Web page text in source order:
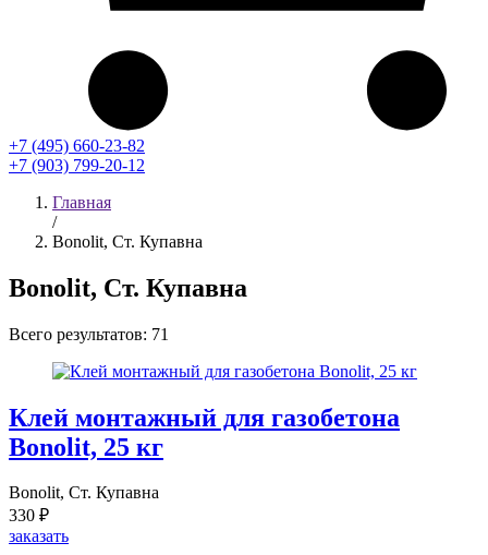
+7 (495) 660-23-82
+7 (903) 799-20-12
Главная
/
Bonolit, Ст. Купавна
Bonolit, Ст. Купавна
Всего результатов: 71
Клей монтажный для газобетона
Bonolit, 25 кг
Bonolit, Ст. Купавна
330 ₽
заказать